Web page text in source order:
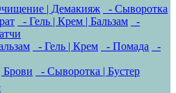
| Демакияж
- Сыворотка
- Гель | Крем | Бальзам
-
- Гель | Крем - Помада
-
Брови
- Сыворотка | Бустер